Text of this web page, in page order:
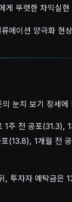
뚜렷한 차익실
에이션 양극화 현
눈치 보기 장세에
1주 전 공포(31.3),
(13.8), 1개월 전
, 투자자 예탁금은